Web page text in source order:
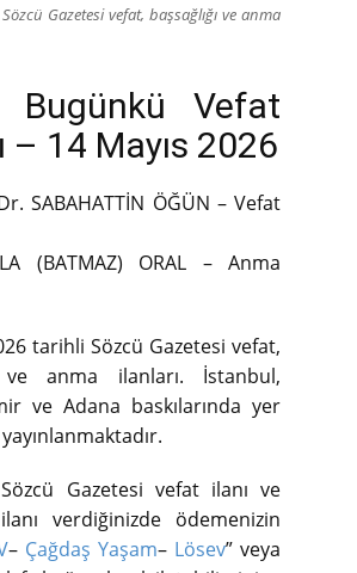
Gazetesi vefat, başsağlığı ve anma
Bugünkü Vefat
– 14 Mayıs 2026
SABAHATTİN ÖĞÜN – Vefat
(BATMAZ) ORAL – Anma
tarihli Sözcü Gazetesi vefat,
ve anma ilanları. İstanbul,
ve Adana baskılarında yer
Gazetesi vefat ilanı ve
ilanı verdiğinizde ödemenizin
– Çağdaş Yaşam– Lösev” veya